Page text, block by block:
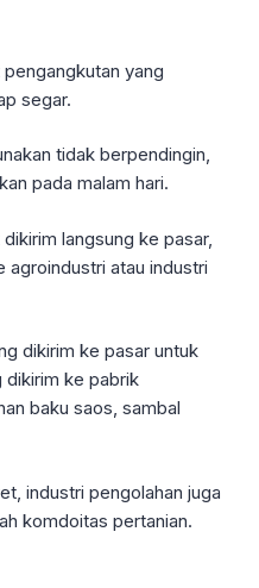
yang
segar.
tidak berpendingin,
pada malam hari.
langsung ke pasar,
agroindustri atau industri
dikirim ke pasar untuk
dikirim ke pabrik
baku saos, sambal
industri pengolahan juga
komdoitas pertanian.